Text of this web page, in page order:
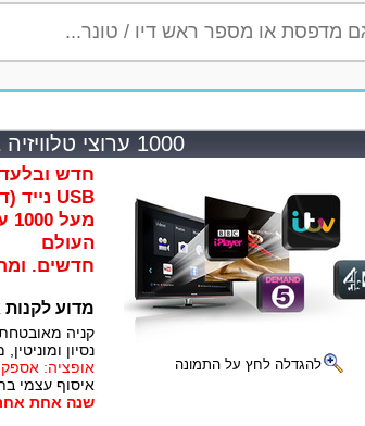
1000 ערוצי טלוויזיה בחינם i-needyo
להגדלה לחץ על התמונה
חדש
USB נייד (דיסק און קי)
העולם
חדשים.
מדוע לקנות
קניה
נסיון ומוניטין,
אופציה: אספקה מהירה, 24 עד
איסוף עצמי
שנה אחת